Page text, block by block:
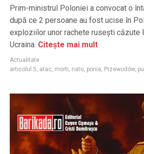
Prim-ministrul Poloniei a convocat o
după ce 2 persoane au fost ucise în
exploziilor unor rachete rusești căzute
Ucraina. Citește mai mult
Actualitate
articolul 5, atac, morti, nato, ponia, Przewodów,